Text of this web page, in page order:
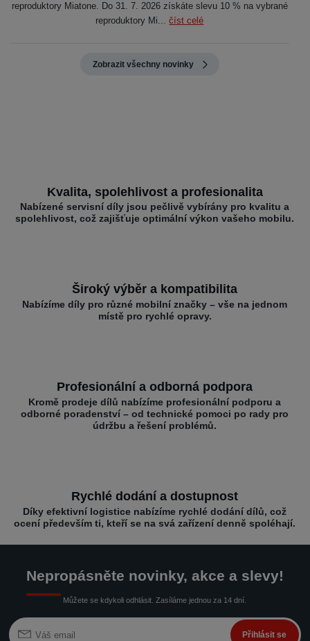
reproduktory Miatone. Do 31. 7. 2026 získáte slevu 10 % na vybrané
reproduktory Mi...číst celé
Zobrazit všechny novinky
Kvalita, spolehlivost a profesionalita
Nabízené servisní díly jsou pečlivě vybírány pro kvalitu a
spolehlivost, což zajišťuje optimální výkon vašeho mobilu.
Široký výběr a kompatibilita
Nabízíme díly pro různé mobilní značky – vše na jednom
místě pro rychlé opravy.
Profesionální a odborná podpora
Kromě prodeje dílů nabízíme profesionální podporu a
odborné poradenství – od technické pomoci po rady pro
údržbu a řešení problémů.
Rychlé dodání a dostupnost
Díky efektivní logistice nabízíme rychlé dodání dílů, což
ocení především ti, kteří se na svá zařízení denně spoléhají.
Nepropásněte novinky, akce a slevy!
Můžete se kdykoli odhlásit. Zasíláme jednou za 14 dní.
Přihlásit se